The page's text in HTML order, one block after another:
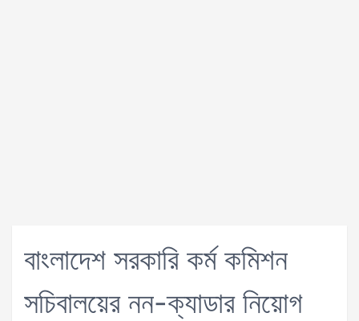
বাংলাদেশ সরকারি কর্ম কমিশন
সচিবালয়ের নন-ক্যাডার নিয়োগ